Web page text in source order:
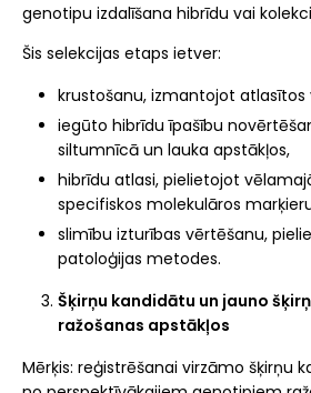
genotipu izdalīšana hibrīdu vai
Šis selekcijas etaps ietver:
krustošanu, izmantojot atlasītos
iegūto hibrīdu īpašību
siltumnīcā un lauka apstākļos,
hibrīdu atlasi, pielietojot
specifiskos molekulāros
slimību izturības vērtēšanu,
patoloģijas metodes.
Šķirņu kandidātu un jauno
ražošanas apstākļos
Mērķis: reģistrēšanai virzāmo šķirņu